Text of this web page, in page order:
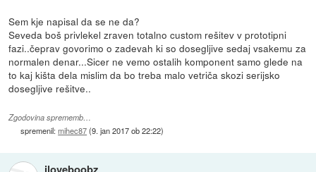
Sem kje napisal da se ne da?
Seveda boš privlekel zraven totalno custom rešitev v prototipni
fazi..čeprav govorimo o zadevah ki so dosegljive sedaj vsakemu za
normalen denar...Sicer ne vemo ostalih komponent samo glede na
to kaj kišta dela mislim da bo treba malo vetriča skozi serijsko
dosegljive rešitve..
Zgodovina sprememb…
spremenil:mihec87(9. jan 2017 ob 22:22)